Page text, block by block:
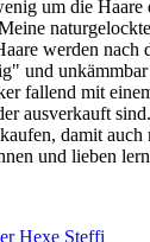
um die
werden nach
und
fallend mit
ausverkauft
damit auch
und lieben